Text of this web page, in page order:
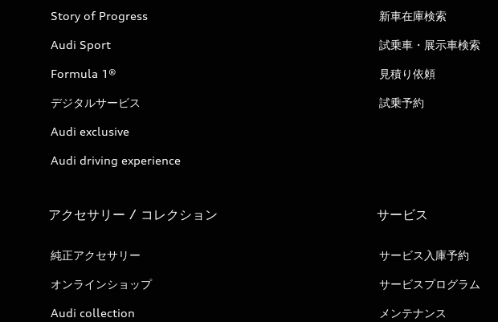
Story of Progress
Audi Sport
Formula 1®
デジタルサービス
Audi exclusive
Audi driving experience
新車在庫検索
試乗車・展示車検索
見積り依頼
試乗予約
アクセサリー / コレクション
純正アクセサリー
オンラインショップ
Audi collection
サービス
サービス入庫予約
サービスプログラム
メンテナンス